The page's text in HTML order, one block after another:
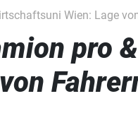
Wien: Lage
pro